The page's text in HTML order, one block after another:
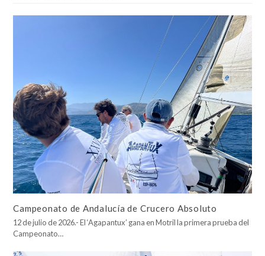
Campeonato de Andalucía de Crucero Absoluto
12 de julio de 2026.- El ‘Agapantux’ gana en Motril la primera prueba del
Campeonato…